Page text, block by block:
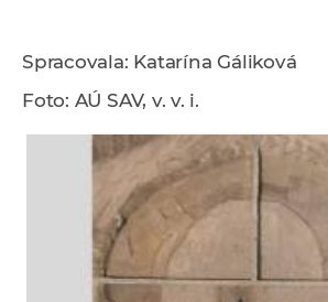
Spracovala: Katarína Gáliková
Foto: AÚ SAV, v. v. i.